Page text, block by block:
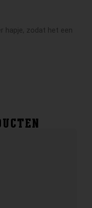
hapje, zodat het een